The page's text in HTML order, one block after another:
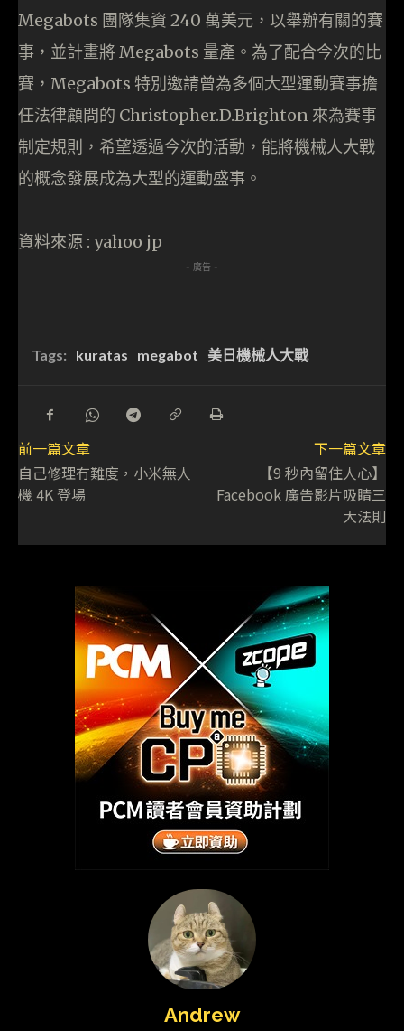
Megabots 團隊集資 240 萬美元，以舉辦有關的賽
事，並計畫將 Megabots 量產。為了配合今次的比
賽，Megabots 特別邀請曾為多個大型運動賽事擔
任法律顧問的 Christopher.D.Brighton 來為賽事
制定規則，希望透過今次的活動，能將機械人大戰
的概念發展成為大型的運動盛事。
資料來源 : yahoo jp
- 廣告 -
Tags: kuratas megabot 美日機械人大戰
前一篇文章
自己修理冇難度，小米無人
機 4K 登場
下一篇文章
【9 秒內留住人心】
Facebook 廣告影片吸睛三
大法則
Andrew